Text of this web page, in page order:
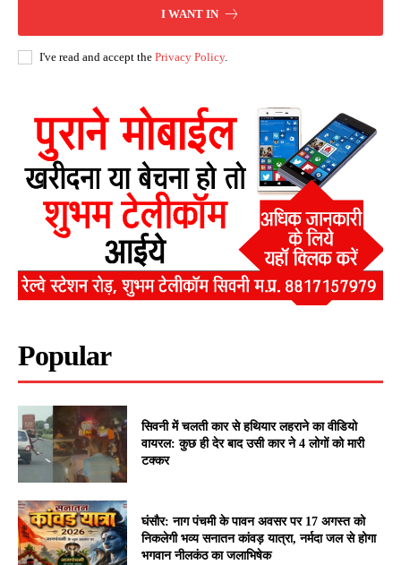
I WANT IN
I've read and accept the Privacy Policy.
Popular
सिवनी में चलती कार से हथियार लहराने का वीडियो
वायरल: कुछ ही देर बाद उसी कार ने 4 लोगों को मारी
टक्कर
घंसौर: नाग पंचमी के पावन अवसर पर 17 अगस्त को
निकलेगी भव्य सनातन कांवड़ यात्रा, नर्मदा जल से होगा
भगवान नीलकंठ का जलाभिषेक